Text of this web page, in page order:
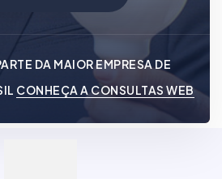
DA MAIOR EMPRESA DE
CONHEÇA A CONSULTAS WEB